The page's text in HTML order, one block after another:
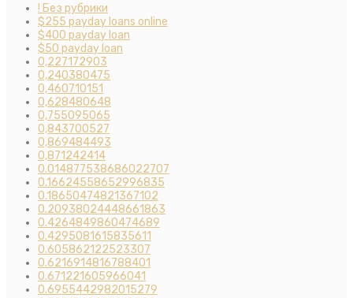
! Без рубрики
$255 payday loans online
$400 payday loan
$50 payday loan
0,227172903
0,240380475
0,460710151
0,628480648
0,755095065
0,843700527
0,869484493
0,871242414
0.014877538686022707
0.16624558652996835
0.18650474821367102
0.20938024448661863
0.4264849860474689
0.4295081615835611
0.605862122523307
0.6216914816788401
0.671221605966041
0.6955442982015279